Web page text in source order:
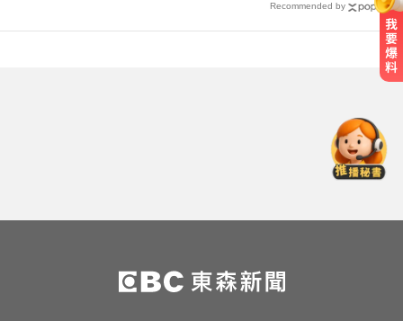
Recommended by
「折腰倒副駕」亡！
愛玩車／凱旋雙車登場 660新動力
更順暢